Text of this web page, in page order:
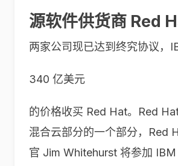
源软件供货商 Red
两家公司现已达到终究协议，
340 亿美元
的价格收买 Red Hat。Red
混合云部分的一个部分，Red
官 Jim Whitehurst 将参加 IBM